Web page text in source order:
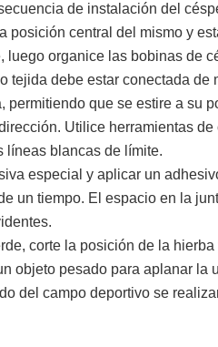
de instalación del
central del mismo y
organice las bobinas de
tejida debe estar conectada
que se estire a su
Utilice herramientas
líneas blancas de límite.
especial y aplicar un
un tiempo. El espacio en la
corte la posición de la
objeto pesado para aplanar
del campo deportivo se